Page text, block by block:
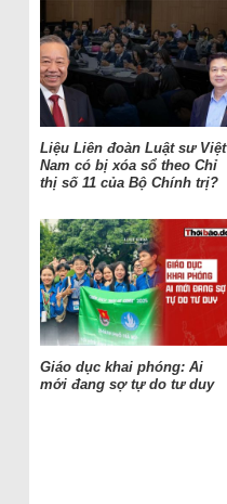
Liệu Liên đoàn Luật sư Việt
Nam có bị xóa sổ theo Chỉ
thị số 11 của Bộ Chính trị?
Giáo dục khai phóng: Ai
mới đang sợ tự do tư duy